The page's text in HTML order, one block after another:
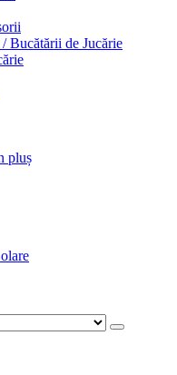
Bucătării de Jucărie
pluș